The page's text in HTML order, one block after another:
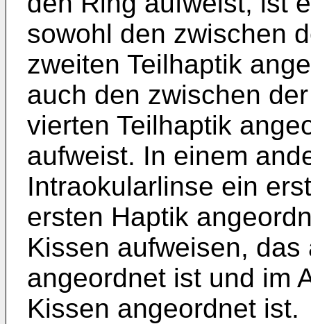
sowohl den zwischen
zweiten Teilhaptik
auch den zwischen
vierten Teilhaptik
aufweist. In einem
Intraokularlinse ein
ersten Haptik
Kissen aufweisen,
angeordnet ist und im
Kissen angeordnet ist.